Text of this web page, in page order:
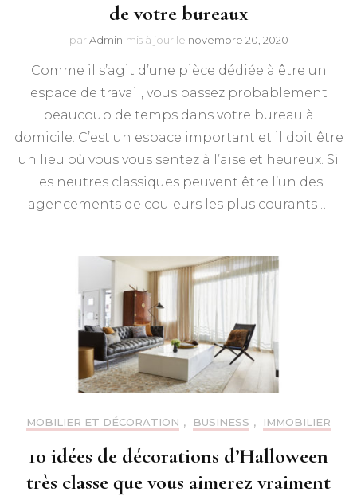
de votre bureaux
par Admin mis à jour le novembre 20, 2020
Comme il s’agit d’une pièce dédiée à être un
espace de travail, vous passez probablement
beaucoup de temps dans votre bureau à
domicile. C’est un espace important et il doit être
un lieu où vous vous sentez à l’aise et heureux. Si
les neutres classiques peuvent être l’un des
agencements de couleurs les plus courants …
MOBILIER ET DÉCORATION , BUSINESS , IMMOBILIER
10 idées de décorations d’Halloween
très classe que vous aimerez vraiment